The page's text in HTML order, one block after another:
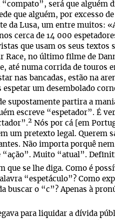
será que alguém
que alguém, por excesso
da Lusa, um entre muitos:
cerca de 14 000
que usam os seus textos
Race, no último filme de
até numa corrida de touros
nas bancadas, estão na
espetar um desembolado
supostamente partira a
escreve “espetador”. É
2 Nós por cá [em
um pretexto legal. Querem
Não importa porquê nem
“ação”. Muito “atual”.
que se lhe diga. Como é
“espetáculo”? Como
buscar o “c”? Apenas à
para liquidar a dívida